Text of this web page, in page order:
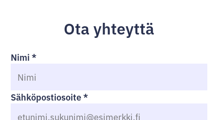
Ota yhteyttä
Nimi*
Sähköpostiosoite*